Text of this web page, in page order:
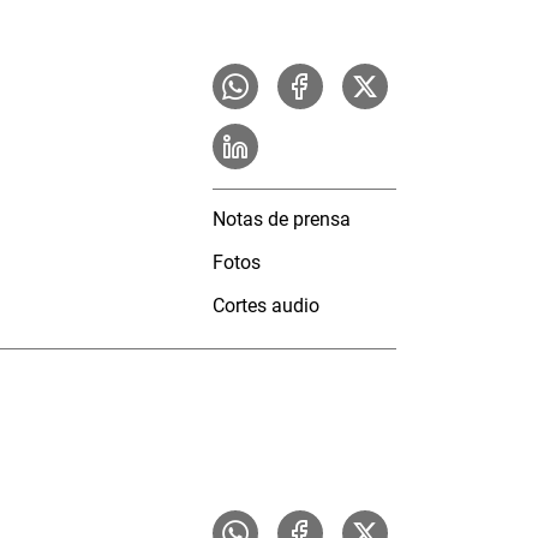
Notas de prensa
Fotos
Cortes audio